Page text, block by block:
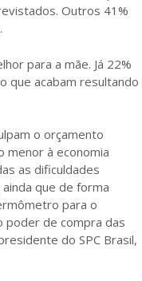
Outros 41%
para a mãe. Já 22%
que acabam resultando
o orçamento
menor à economia
as dificuldades
que de forma
para o
poder de compra das
do SPC Brasil,